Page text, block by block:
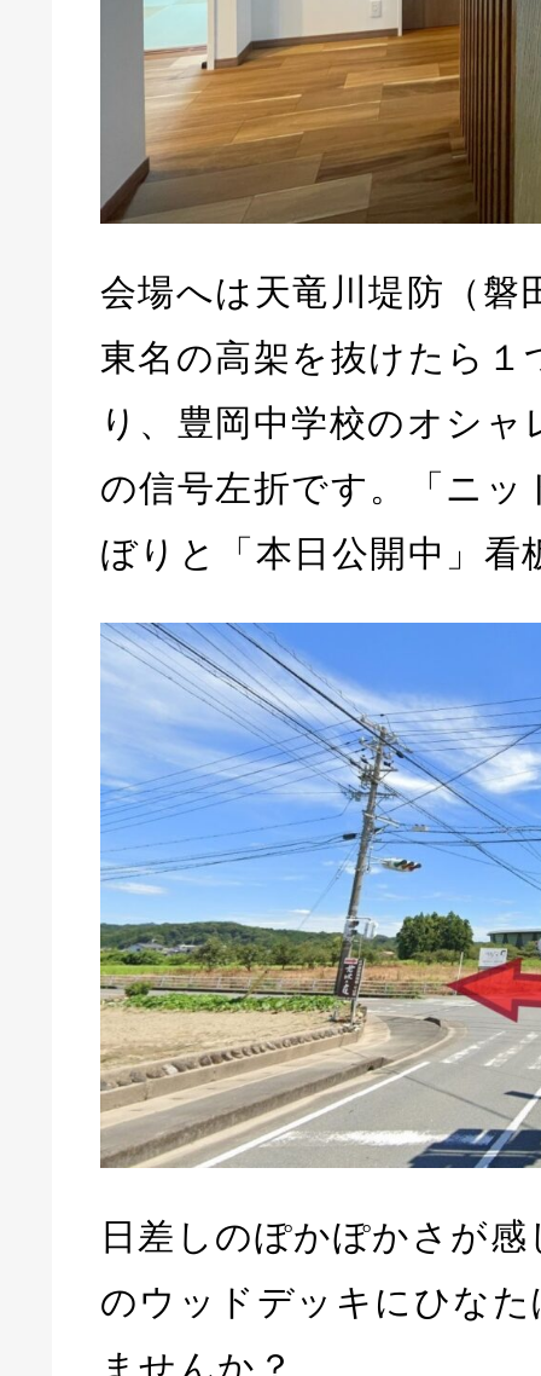
会場へは天竜川堤防（磐
東名の高架を抜けたら１
り、豊岡中学校のオシャ
の信号左折です。「ニッ
ぼりと「本日公開中」看
日差しのぽかぽかさが
のウッドデッキにひな
ませんか？